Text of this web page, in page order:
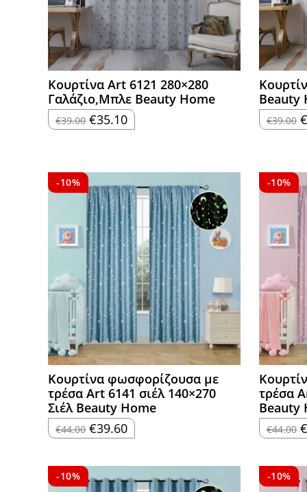
Κουρτίνα Art 6121 280×280
Γαλάζιο,Μπλε Beauty Home
€39.00 Original
price
€35.10Η
τρέχουσα
Beauty
€39.00 €
-10%
Κουρτίνα φωσφορίζουσα με
τρέσα Art 6141 σιέλ 140×270
Σιέλ Beauty Home
€44.00 Original
price
€39.60Η
τρέχουσα
€39.60.
-10%
τρέσα
Beauty
€44.00 €
-10%
-10%